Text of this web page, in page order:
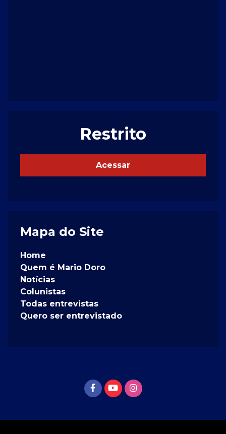
Restrito
Acessar
Mapa do Site
Home
Quem é Mario Doro
Notícias
Colunistas
Todas entrevistas
Quero ser entrevistado